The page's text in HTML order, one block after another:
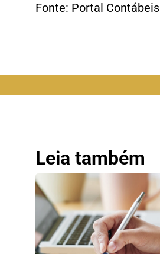
Fonte: Portal Contábeis
Leia também